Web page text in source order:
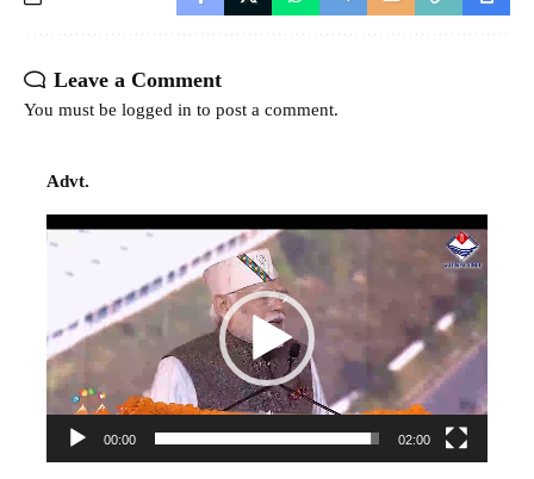
Leave a Comment
You must be logged in to post a comment.
Advt.
Video
00:00 02:00